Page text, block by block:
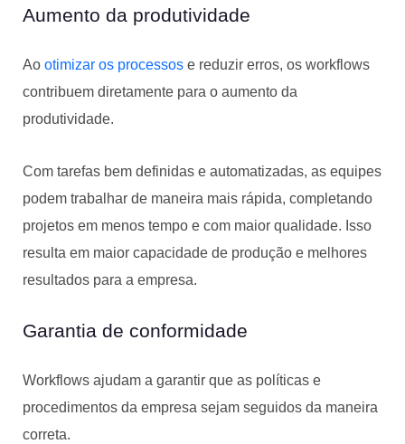
Aumento da produtividade
Ao otimizar os processos e reduzir erros, os workflows
contribuem diretamente para o aumento da
produtividade.
Com tarefas bem definidas e automatizadas, as equipes
podem trabalhar de maneira mais rápida, completando
projetos em menos tempo e com maior qualidade. Isso
resulta em maior capacidade de produção e melhores
resultados para a empresa.
Garantia de conformidade
Workflows ajudam a garantir que as políticas e
procedimentos da empresa sejam seguidos da maneira
correta.